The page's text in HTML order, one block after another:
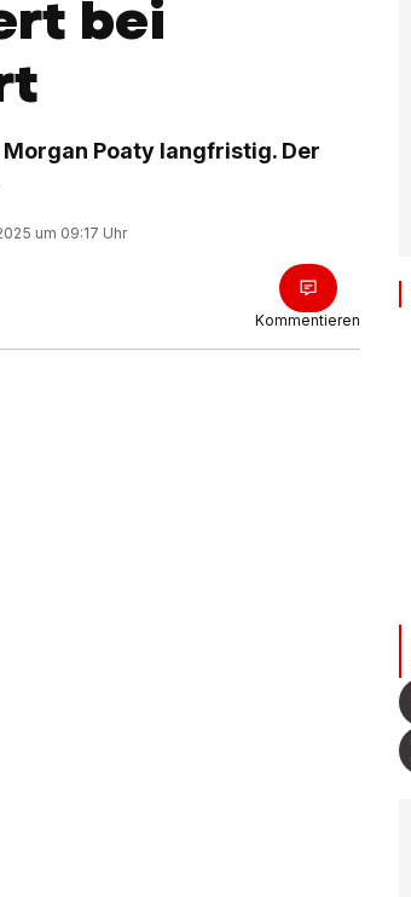
bei
Poaty langfristig. Der
um 09:17 Uhr
Kommentieren